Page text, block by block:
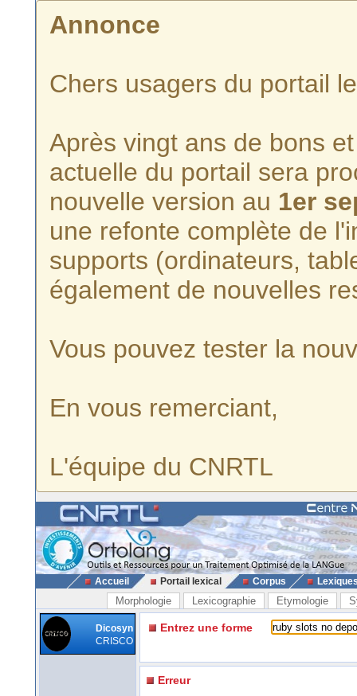
Annonce
Chers usagers du portail
Après vingt ans de bons
actuelle du portail sera
nouvelle version au 1er
une refonte complète de
supports (ordinateurs,
également de nouvelles
Vous pouvez tester la
En vous remerciant,
L'équipe du CNRTL
Accueil Portail lexical Corpus
Morphologie Lexicographie Etymologie
Dicosyn
CRISCO
Entrez une forme
Erreur